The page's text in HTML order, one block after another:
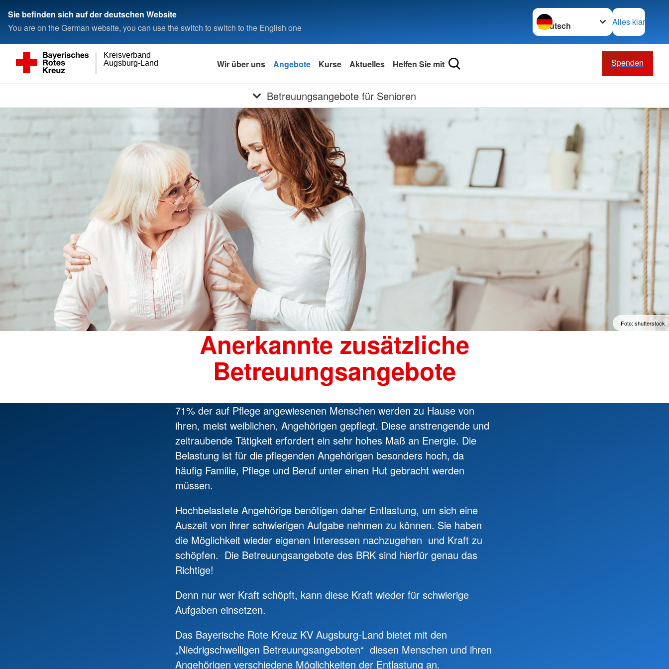
Sie befinden sich auf der deutschen Website
You are on the German website, you can use the switch to switch to the English one
Sprache wechseln zu
Alles klar
Augsburg-Land
Kreisverband
Wir über uns Angebote Kurse Aktuelles Helfen Sie mit Spenden
Betreuungsangebote für Senioren
Foto: shutterstock
Anerkannte zusätzliche
Betreuungsangebote
71% der auf Pflege angewiesenen Menschen werden zu Hause von
ihren, meist weiblichen, Angehörigen gepflegt. Diese anstrengende und
zeitraubende Tätigkeit erfordert ein sehr hohes Maß an Energie. Die
Belastung ist für die pflegenden Angehörigen besonders hoch, da
häufig Familie, Pflege und Beruf unter einen Hut gebracht werden
müssen.
Hochbelastete Angehörige benötigen daher Entlastung, um sich eine
Auszeit von ihrer schwierigen Aufgabe nehmen zu können. Sie haben
die Möglichkeit wieder eigenen Interessen nachzugehen und Kraft zu
schöpfen. Die Betreuungsangebote des BRK sind hierfür genau das
Richtige!
Denn nur wer Kraft schöpft, kann diese Kraft wieder für schwierige
Aufgaben einsetzen.
Das Bayerische Rote Kreuz KV Augsburg-Land bietet mit den
„Niedrigschwelligen Betreuungsangeboten“ diesen Menschen und ihren
Angehörigen verschiedene Möglichkeiten der Entlastung an.